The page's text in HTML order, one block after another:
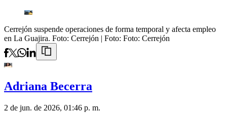
Cerrejón suspende operaciones de forma temporal y afecta empleo
en La Guajira. Foto: Cerrejón | Foto: Foto: Cerrejón
Adriana Becerra
2 de jun. de 2026, 01:46 p. m.